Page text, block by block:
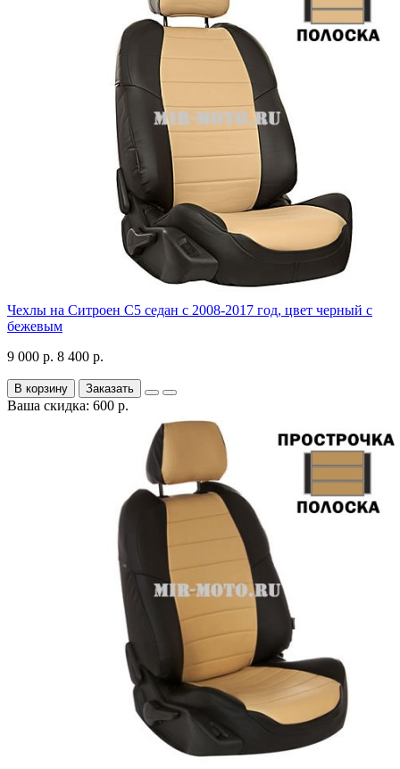
Чехлы на Ситроен С5 седан с 2008-2017 год, цвет черный с
бежевым
9 000 р. 8 400 р.
В корзину Заказать
Ваша скидка: 600 р.